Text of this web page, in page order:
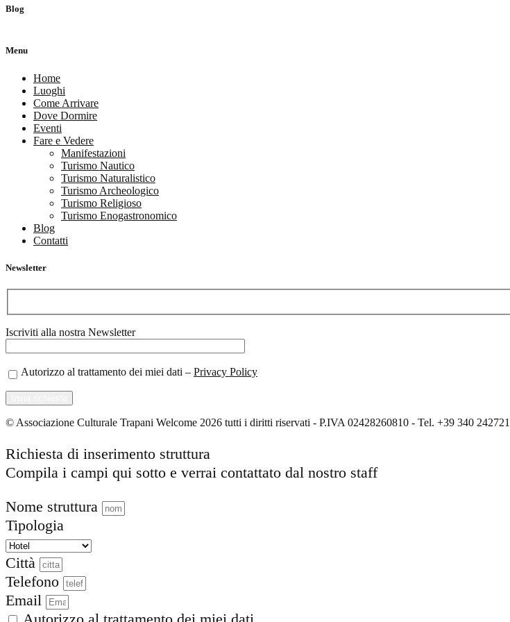
Blog
Menu
Home
Luoghi
Come Arrivare
Dove Dormire
Eventi
Fare e Vedere
Manifestazioni
Turismo Nautico
Turismo Naturalistico
Turismo Archeologico
Turismo Religioso
Turismo Enogastronomico
Blog
Contatti
Newsletter
Iscriviti alla nostra Newsletter
Autorizzo al trattamento dei miei dati – Privacy Policy
© Associazione Culturale Trapani Welcome 2026 tutti i diritti riservati - P.IVA 02428260810 - Tel. +39 340
Richiesta di inserimento struttura
Compila i campi qui sotto e verrai contattato dal nostro staff
Nome struttura
Tipologia
Città
Telefono
Email